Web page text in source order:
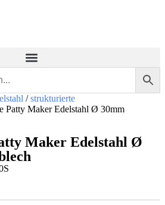
/strukturierte
Patty Maker Edelstahl Ø 30mm
Maker Edelstahl Ø